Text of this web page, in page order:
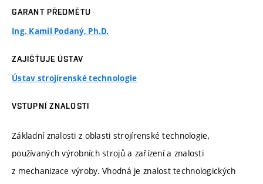
GARANT PŘEDMĚTU
Ing. Kamil Podaný, Ph.D.
ZAJIŠŤUJE ÚSTAV
Ústav strojírenské technologie
VSTUPNÍ ZNALOSTI
Základní znalosti z oblasti strojírenské technologie,
používaných výrobních strojů a zařízení a znalosti
z mechanizace výroby. Vhodná je znalost technologických